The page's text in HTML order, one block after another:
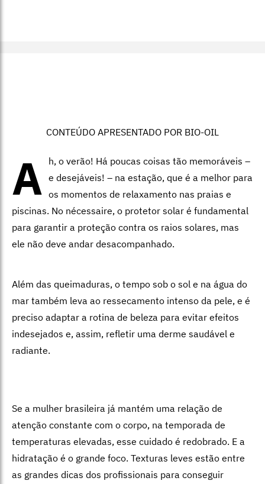
CONTEÚDO APRESENTADO POR BIO-OIL
A h, o verão! Há poucas coisas tão memoráveis –
e desejáveis! – na estação, que é a melhor para
os momentos de relaxamento nas praias e
piscinas. No nécessaire, o protetor solar é fundamental
para garantir a proteção contra os raios solares, mas
ele não deve andar desacompanhado.
Além das queimaduras, o tempo sob o sol e na água do
mar também leva ao ressecamento intenso da pele, e é
preciso adaptar a rotina de beleza para evitar efeitos
indesejados e, assim, refletir uma derme saudável e
radiante.
Se a mulher brasileira já mantém uma relação de
atenção constante com o corpo, na temporada de
temperaturas elevadas, esse cuidado é redobrado. E a
hidratação é o grande foco. Texturas leves estão entre
as grandes dicas dos profissionais para conseguir